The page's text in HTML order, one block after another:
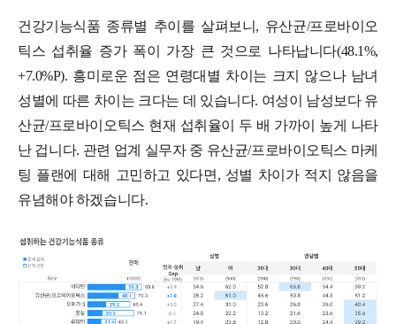
건강기능식품 종류별 추이를 살펴보니, 유산균/프로바이오
틱스 섭취율 증가 폭이 가장 큰 것으로 나타납니다(48.1%,
+7.0%P). 흥미로운 점은 연령대별 차이는 크지 않으나 남녀
성별에 따른 차이는 크다는 데 있습니다. 여성이 남성보다 유
산균/프로바이오틱스 현재 섭취율이 두 배 가까이 높게 나타
난 겁니다. 관련 업계 실무자 중 유산균/프로바이오틱스 마케
팅 플랜에 대해 고민하고 있다면, 성별 차이가 적지 않음을
유념해야 하겠습니다.